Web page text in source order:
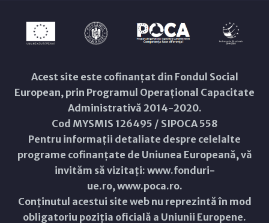
Acest site este cofinanțat din Fondul Social
European, prin Programul Operațional Capacitate
Administrativă 2014-2020.
Cod MYSMIS 126495 / SIPOCA 558
Pentru informații detaliate despre celelalte
programe cofinanțate de Uniunea Europeană, vă
invităm să vizitați: www.fonduri-
ue.ro,www.poca.ro.
Conținutul acestui site web nu reprezintă în mod
obligatoriu poziția oficială a Uniunii Europene.